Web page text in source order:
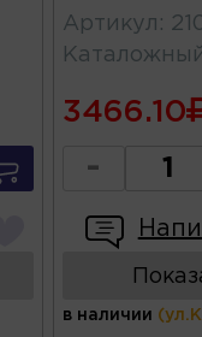
Артикул :
3466.10
-
в наличии